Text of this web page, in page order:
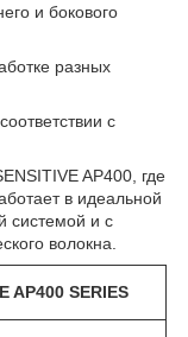
и бокового
разных
с
AP400, где
в идеальной
системой и с
волокна.
SERIES